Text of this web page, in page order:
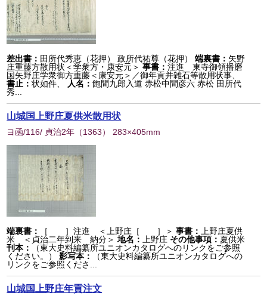
差出書： 田所代秀恵（花押） 政所代祐尊（花押） 端裏書： 矢野
庄重藤方散用状＜学衆方・康安元＞ 事書：注進 東寺御領播磨
国矢野庄学衆御方重藤＜康安元＞／御年貢并雑石等散用状事、
書止：状如件、 人名：飽間九郎入道 赤松中間彦六 赤松 田所代
秀...
山城国上野庄夏供米散用状
ヨ函/116/ 貞治2年 （1363） 283×405mm
端裏書： ［ ］注進 ＜上野庄［ ］＞ 事書：
上野庄夏供
米 ＜貞治二年到来 納分＞地名： 上野庄 その他事項： 夏供米
刊本：
（東大史料編纂所ユニオンカタログへのリンクをご参照
ください。）
影写本：
（東大史料編纂所ユニオンカタログへの
リンクをご参照くださ...
山城国上野庄年貢注文